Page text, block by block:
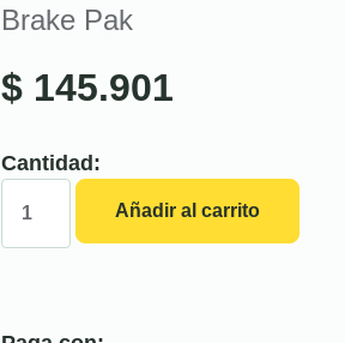
Brake Pak
$ 145.901
Cantidad:
Añadir al carrito